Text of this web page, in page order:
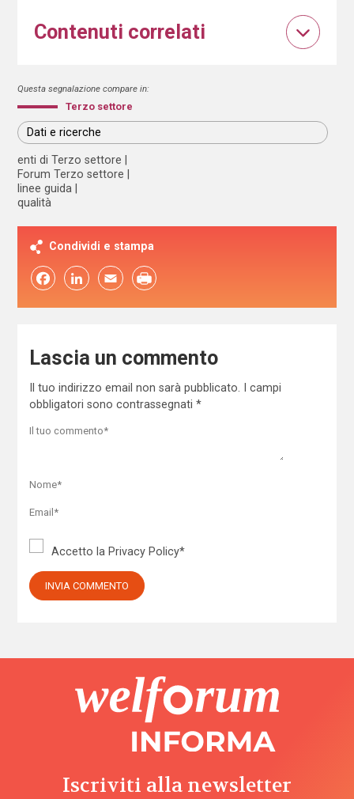
Contenuti correlati
Questa segnalazione compare in:
Terzo settore
Dati e ricerche
enti di Terzo settore
Forum Terzo settore
linee guida
qualità
Condividi e stampa
FacebookLinkedIn Email
Lascia un commento
Il tuo indirizzo email non sarà pubblicato.
I campi
obbligatori sono contrassegnati *
Accetto la Privacy Policy*
Iscriviti alla newsletter